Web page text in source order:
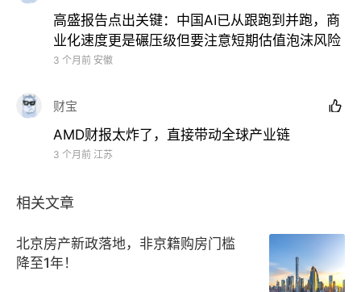
02
高盛深度报告火了，验证中国AI进入超级周期
近日高盛最新发布对“中国AI五大关键辩论”的深度报
告，引发市场热点讨论。
虽然这是一个辩论式的讨论，但实际上却是从产业底层
技术并跑、商业爆发、独立走强的井喷期。
板块能够持续吸引资金的催化剂。
高盛报告点出关键：中国AI已从跟跑到并跑，商
业化速度更是碾压级但要注意短期估值泡沫风险
3 个月前 安徽
财宝 
AMD财报太炸了，直接带动全球产业链
3 个月前 江苏
相关文章
北京房产新政落地，非京籍购房门槛
降至1年！